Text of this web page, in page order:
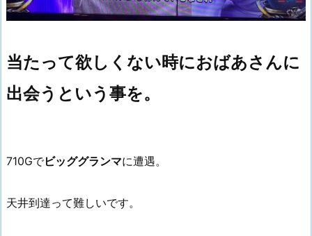
当たって欲しくない時におばあさんに
出会うという事を。
710Gでビッググランマに遭遇。
天井到達って難しいです。